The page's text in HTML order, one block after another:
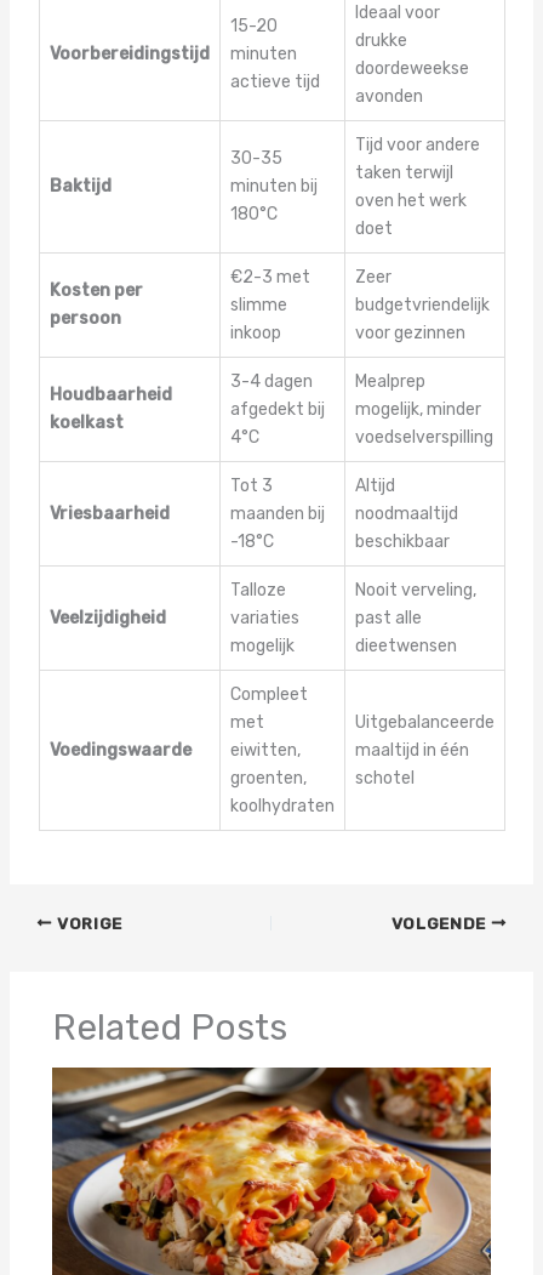
Voorbereidingstijd
15-20
minuten
actieve tijd
Ideaal voor
drukke
doordeweekse
avonden
Baktijd
30-35
minuten bij
180°C
Tijd voor andere
taken terwijl
oven het werk
doet
Kosten per
persoon
€2-3 met
slimme
inkoop
Zeer
budgetvriendelijk
voor gezinnen
Houdbaarheid
koelkast
3-4 dagen
afgedekt bij
4°C
Mealprep
mogelijk, minder
voedselverspilling
Vriesbaarheid
Tot 3
maanden bij
-18°C
Altijd
noodmaaltijd
beschikbaar
Veelzijdigheid
Talloze
variaties
mogelijk
Nooit verveling,
past alle
dieetwensen
Voedingswaarde
Compleet
met
eiwitten,
groenten,
koolhydraten
Uitgebalanceerde
maaltijd in één
schotel
VORIGE VOLGENDE
Related Posts